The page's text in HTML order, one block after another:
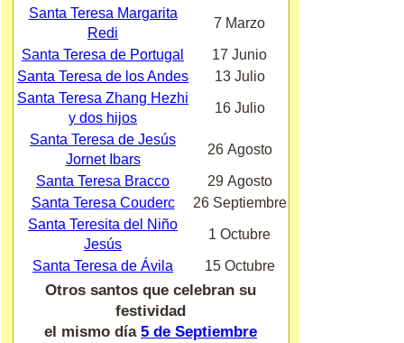
Santa Teresa Margarita
Redi
7 Marzo
Santa Teresa de Portugal
17 Junio
Santa Teresa de los Andes
13 Julio
Santa Teresa Zhang Hezhi
y dos hijos
16 Julio
Santa Teresa de Jesús
Jornet Ibars
26 Agosto
Santa Teresa Bracco
29 Agosto
Santa Teresa Couderc
26 Septiembre
Santa Teresita del Niño
Jesús
1 Octubre
Santa Teresa de Ávila 15 Octubre
Otros santos que celebran su
festividad
el mismo día 5 de Septiembre